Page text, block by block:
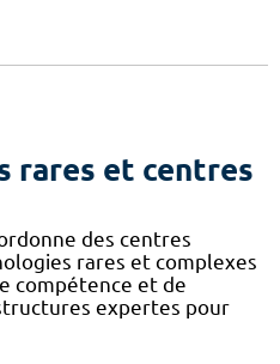
rares et centres
des centres
rares et complexes
compétence et de
expertes pour